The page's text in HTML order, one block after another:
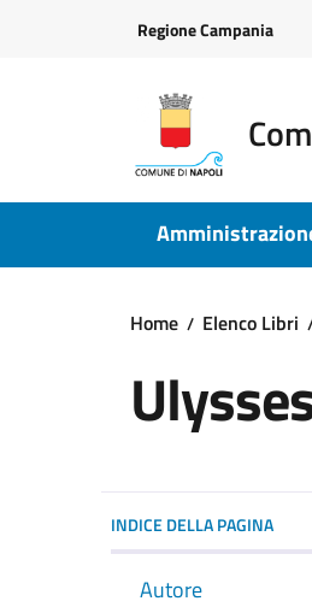
Regione Campania
Home Elenco Libri
INDICE DELLA PAGINA
Autore